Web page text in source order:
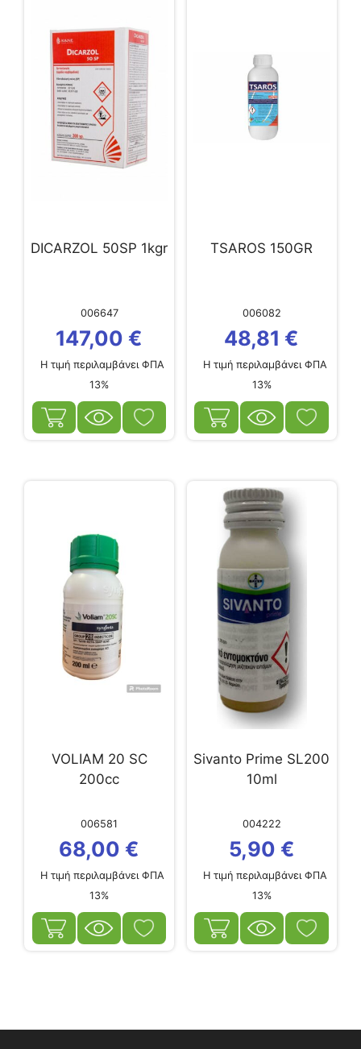
DICARZOL 50SP 1kgr
006647
147,00 €
Η τιμή περιλαμβάνει ΦΠΑ
13%
TSAROS 150GR
006082
48,81 €
Η τιμή περιλαμβάνει ΦΠΑ
13%
VOLIAM 20 SC
200cc
006581
68,00 €
Η τιμή περιλαμβάνει ΦΠΑ
13%
Sivanto Prime SL200
10ml
004222
5,90 €
Η τιμή περιλαμβάνει ΦΠΑ
13%